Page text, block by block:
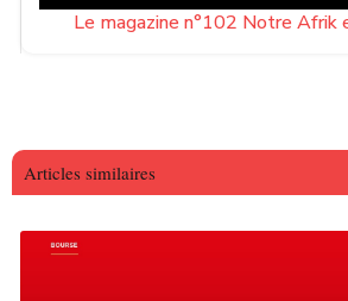
Le magazine n°102 Notre Afrik
Articles similaires